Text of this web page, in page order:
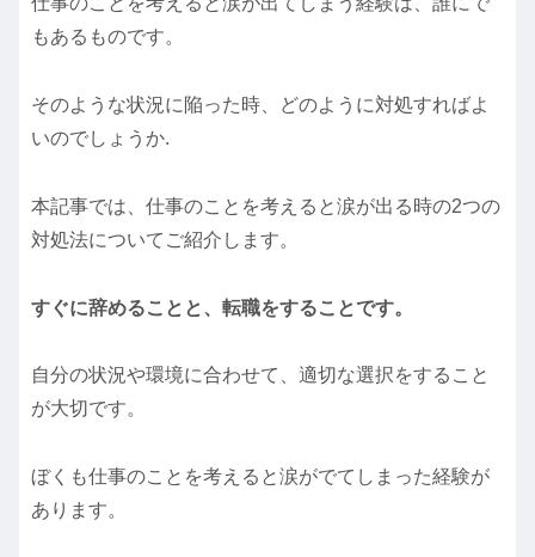
もあるものです。
そのような状況に陥った時、どのように対処すればよ
いのでしょうか.
本記事では、仕事のことを考えると涙が出る時の2つの
対処法についてご紹介します。
すぐに辞めることと、転職をすることです。
自分の状況や環境に合わせて、適切な選択をすること
が大切です。
ぼくも仕事のことを考えると涙がでてしまった経験が
あります。